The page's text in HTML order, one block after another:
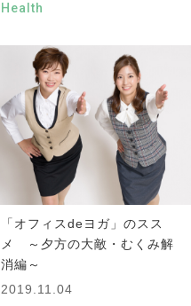
Health
「オフィスdeヨガ」のスス
メ ～夕方の大敵・むくみ解
消編～
2019.11.04